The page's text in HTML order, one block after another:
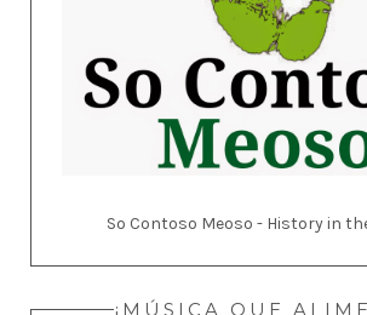
So Contoso Meoso - History in
¡MÚSICA QUE